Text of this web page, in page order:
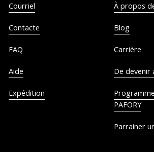
Courriel
Contacte
FAQ
Aide
Expédition
À propos
Blog
Carrière
De devenir
PAFORY
Parrainer